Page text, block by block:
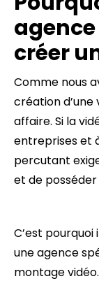
créer
Comme nous
création d’une
affaire. Si la
entreprises et
percutant
et de
C’est
une agence
montage